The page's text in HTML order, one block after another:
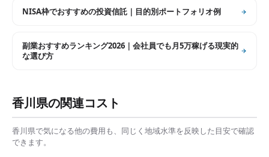
NISA枠でおすすめの投資信託｜目的別ポートフォリオ例
副業おすすめランキング2026｜会社員でも月5万稼げる現実的
な選び方
香川県の関連コスト
香川県で気になる他の費用も、同じく地域水準を反映した目安で確認
できます。